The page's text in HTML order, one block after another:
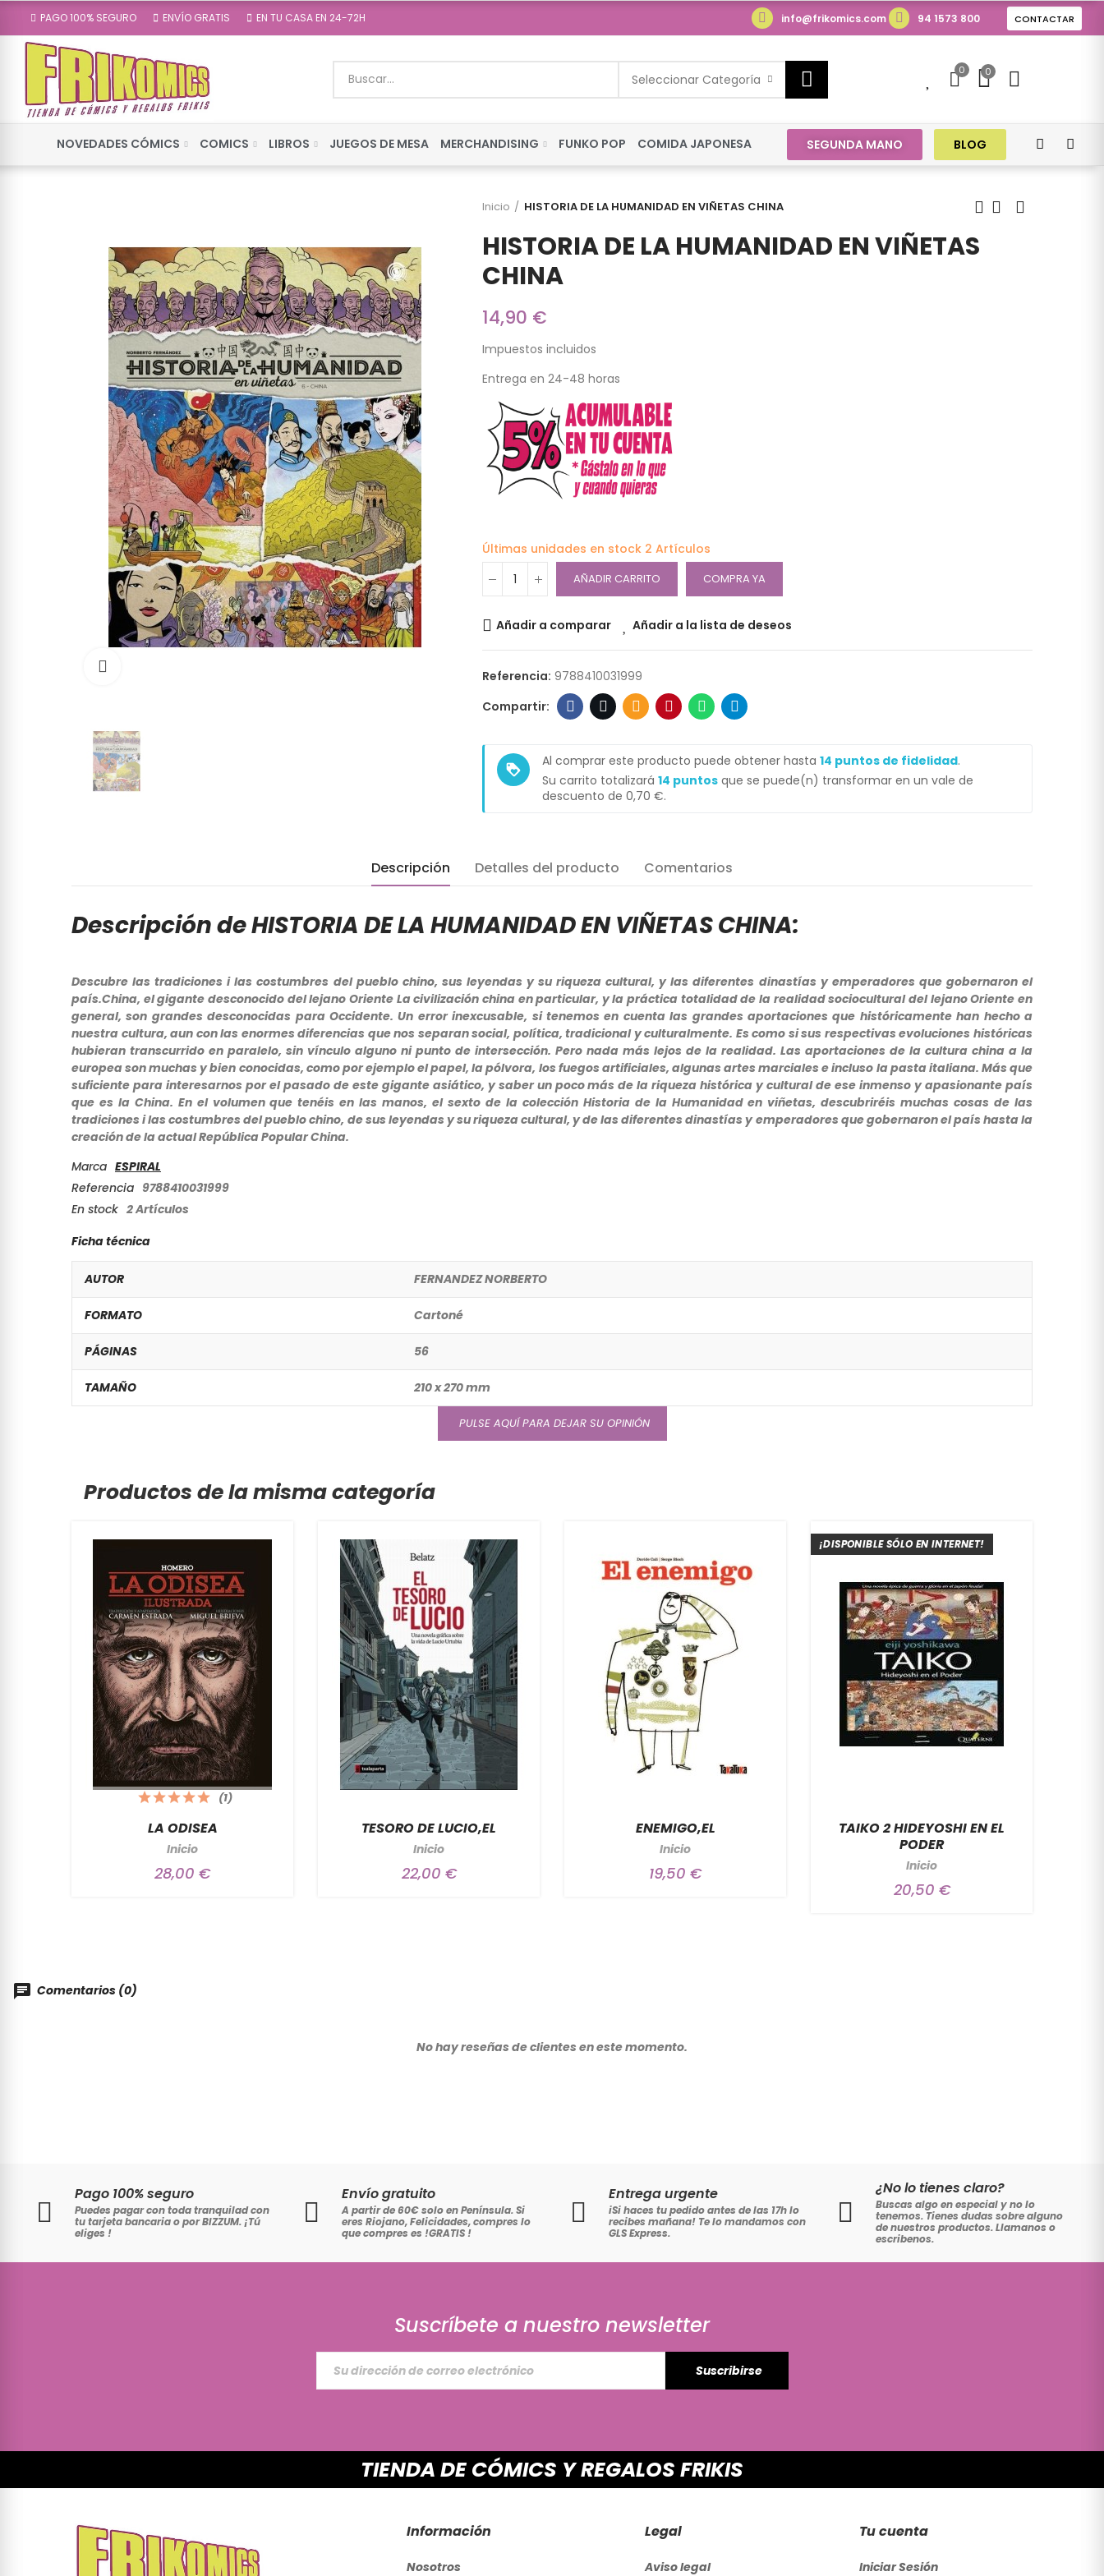
PAGO 100% SEGURO ENVÍO GRATIS EN TU CASA EN 24-72H info@frikomics.com 94 1573 800 CONTACTAR
Seleccionar Categoría
0 0
NOVEDADES CÓMICS COMICS LIBROS JUEGOS DE MESA MERCHANDISING FUNKO POP COMIDA JAPONESA SEGUNDA MANO BLOG
Inicio HISTORIA DE LA HUMANIDAD EN VIÑETAS CHINA
HISTORIA DE LA HUMANIDAD EN VIÑETAS
CHINA
14,90 €
Impuestos incluidos
Entrega en 24-48 horas
Últimas unidades en stock 2 Artículos
AÑADIR CARRITO COMPRA YA
Añadir a comparar Añadir a la lista de deseos
Referencia: 9788410031999
loyalty
Al comprar este producto puede obtener hasta 14 puntos de fidelidad.
Su carrito totalizará 14 puntos que se puede(n) transformar en un vale de
descuento de 0,70 €.
Descripción Detalles del producto Comentarios
Descripción de HISTORIA DE LA HUMANIDAD EN VIÑETAS CHINA:
Descubre las tradiciones i las costumbres del pueblo chino, sus leyendas y su riqueza cultural, y las diferentes dinastías y emperadores que gobernaron el
país.China, el gigante desconocido del lejano Oriente La civilización china en particular, y la práctica totalidad de la realidad sociocultural del lejano Oriente en
general, son grandes desconocidas para Occidente. Un error inexcusable, si tenemos en cuenta las grandes aportaciones que históricamente han hecho a
nuestra cultura, aun con las enormes diferencias que nos separan social, política, tradicional y culturalmente. Es como si sus respectivas evoluciones históricas
hubieran transcurrido en paralelo, sin vínculo alguno ni punto de intersección. Pero nada más lejos de la realidad. Las aportaciones de la cultura china a la
europea son muchas y bien conocidas, como por ejemplo el papel, la pólvora, los fuegos artificiales, algunas artes marciales e incluso la pasta italiana. Más que
suficiente para interesarnos por el pasado de este gigante asiático, y saber un poco más de la riqueza histórica y cultural de ese inmenso y apasionante país
que es la China. En el volumen que tenéis en las manos, el sexto de la colección Historia de la Humanidad en viñetas, descubriréis muchas cosas de las
tradiciones i las costumbres del pueblo chino, de sus leyendas y su riqueza cultural, y de las diferentes dinastías y emperadores que gobernaron el país hasta la
creación de la actual República Popular China.
Marca ESPIRAL
Referencia 9788410031999
En stock 2 Artículos
Ficha técnica
AUTOR FERNANDEZ NORBERTO
FORMATO Cartoné
PÁGINAS 56
TAMAÑO 210 x 270 mm
PULSE AQUÍ PARA DEJAR SU OPINIÓN
Productos de la misma categoría
LA ODISEA
Inicio
(1)
28,00 €
TESORO DE LUCIO,EL
Inicio
22,00 €
ENEMIGO,EL
Inicio
19,50 €
¡DISPONIBLE SÓLO EN INTERNET!
TAIKO 2 HIDEYOSHI EN EL
PODER
Inicio
20,50 €
Comentarios (0)
No hay reseñas de clientes en este momento.
Pago 100% seguro
Puedes pagar con toda tranquilad con
tu tarjeta bancaria o por BIZZUM. ¡Tú
eliges !
Envío gratuito
A partir de 60€ solo en Península. Si
eres Riojano, Felicidades, compres lo
que compres es !GRATIS !
Entrega urgente
iSi haces tu pedido antes de las 17h lo
recibes mañana! Te lo mandamos con
GLS Express.
¿No lo tienes claro?
Buscas algo en especial y no lo
tenemos. Tienes dudas sobre alguno
de nuestros productos. Llamanos o
escribenos.
Suscríbete a nuestro newsletter
Suscribirse
TIENDA DE CÓMICS Y REGALOS FRIKIS
Información
Nosotros
Legal
Aviso legal
Tu cuenta
Iniciar Sesión